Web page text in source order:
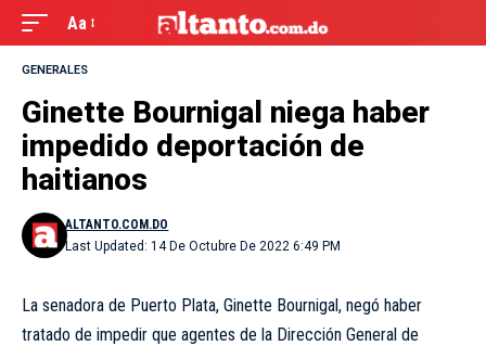
Aa
GENERALES
Ginette Bournigal niega haber
impedido deportación de
haitianos
Last Updated: 14 De Octubre De 2022 6:49 PM
ALTANTO.COM.DO
La senadora de Puerto Plata, Ginette Bournigal, negó haber
tratado de impedir que agentes de la Dirección General de